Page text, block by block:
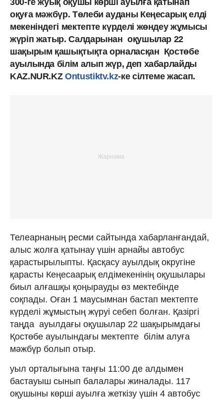
оқуға мәжбүр. Төлеби ауданы Кеңесарық елді
мекеніндегі мектепте күрделі жөндеу жұмысы
жүріп жатыр. Салдарынан оқушылар 22
шақырым қашықтықта орналасқан Қостөбе
ауылында білім алып жүр, деп хабарлайды
KAZ.NUR.KZOntustiktv.kz-ке сілтеме жасап.
Телеарнаның ресми сайтында хабарланғандай,
алыс жолға қатынау үшін арнайы автобус
қарастырылыпты. Қасқасу ауылдық округіне
қарасты Кеңесаарық елдімекенінің оқушылары
биыл алғашқы қоңырауды өз мектебінде
соқпады. Оған 1 маусымнан бастап мектепте
күрделі жұмыстың жүруі себеп болған. Қазіргі
таңда ауылдағы оқушылар 22 шақырымдағы
Қостөбе ауылындағы мектепте білім алуға
мәжбүр болып отыр.
уыл орталығына таңғы 11:00 де алдымен
бастауыш сынып балалары жиналады. 117
оқушыны көрші ауылға жеткізу үшін 4 автобус